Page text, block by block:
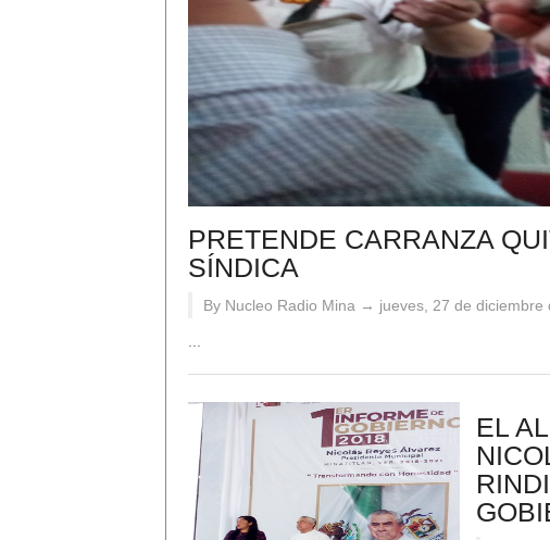
PRETENDE CARRANZA
SÍNDICA
By Nucleo Radio Mina → jueves, 27 de diciembre
EL